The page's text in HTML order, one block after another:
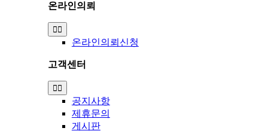
온라인의뢰
Toggle
Navigation
온라인의뢰신청
고객센터
Toggle
Navigation
공지사항
제휴문의
게시판